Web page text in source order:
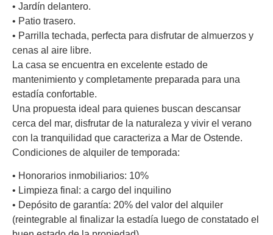
• Jardín delantero.
• Patio trasero.
• Parrilla techada, perfecta para disfrutar de almuerzos y
cenas al aire libre.
La casa se encuentra en excelente estado de
mantenimiento y completamente preparada para una
estadía confortable.
Una propuesta ideal para quienes buscan descansar
cerca del mar, disfrutar de la naturaleza y vivir el verano
con la tranquilidad que caracteriza a Mar de Ostende.
Condiciones de alquiler de temporada:
• Honorarios inmobiliarios: 10%
• Limpieza final: a cargo del inquilino
• Depósito de garantía: 20% del valor del alquiler
(reintegrable al finalizar la estadía luego de constatado el